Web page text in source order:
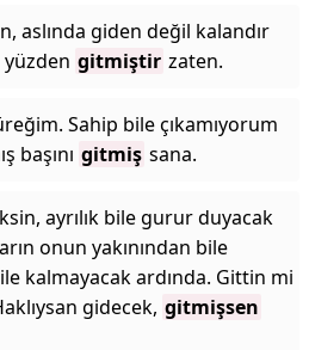
aslında giden değil kalandır
gitmiştir zaten.
Sahip bile çıkamıyorum
başını gitmiş sana.
ayrılık bile gurur duyacak
onun yakınından bile
kalmayacak ardında. Gittin mi
gidecek, gitmişsen